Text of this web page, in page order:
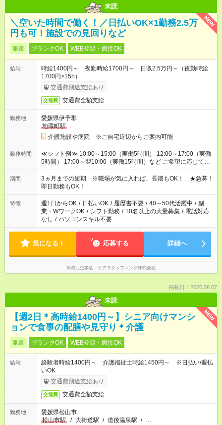
未読
NEW
＼空いた時間で働く！／日払いOK×1勤務2.5万
円も可！施設での見回りなど
派遣 ブランクOK WEB登録・面接OK
給与
時給1400円～ 夜勤時給1700円～ 日収2.5万円～（夜勤時給
1700円×15h）
交通費別途支給あり
交通費 交通費全額支給
勤務地
愛媛県伊予郡
地蔵町駅
介護施設や病院 ※ご自宅近辺からご案内可能
勤務時間
≪シフト例≫ 10:00～15:00（実働5時間） 12:00～17:00（実働
5時間） 17:00～翌10:00（実働15時間）など ご希望に応じて、
働く時間は調整できます！ お気軽に担当へ相談ください！
期間
3ヵ月までの短期 ※職場が気に入れば、長期もOK！ ★急募！
即日勤務もOK！
特徴 週1日からOK / 日払いOK / 履歴書不要 / 40～50代活躍中 / 副
業・WワークOK / シフト勤務 / 10名以上の大量募集 / 電話対応
なし / パソコンスキル不要
気になる！ 応募する 詳細へ
掲載元企業名 ケアスタッフィング株式会社
掲載日：2026.08.07
未読
NEW
【週2日＊高時給1400円～】シニア向けマンシ
ョンで食事の配膳や見守り＊介護
派遣 ブランクOK WEB登録・面接OK
給与
経験者時給1400円～ 介護福祉士時給1450円～ ※日払い/週払
いOK
交通費別途支給あり
交通費 交通費全額支給
勤務地
愛媛県松山市
松山市駅
/ 大街道駅 / 道後温泉駅 / …